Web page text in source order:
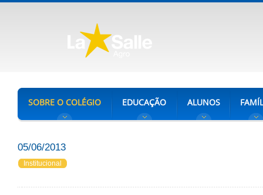
SOBRE O COLÉGIO EDUCAÇÃO ALUNOS
05/06/2013
Institucional